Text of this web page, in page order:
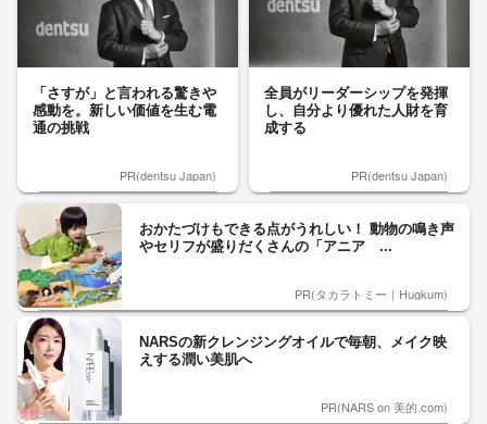
「さすが」と言われる驚きや
感動を。新しい価値を生む電
通の挑戦
PR(dentsu Japan)
全員がリーダーシップを発揮
し、自分より優れた人財を育
成する
PR(dentsu Japan)
おかたづけもできる点がうれしい！ 動物の鳴き声
やセリフが盛りだくさんの「アニア ...
PR(タカラトミー｜Hugkum)
NARSの新クレンジングオイルで毎朝、メイク映
えする潤い美肌へ
PR(NARS on 美的.com)